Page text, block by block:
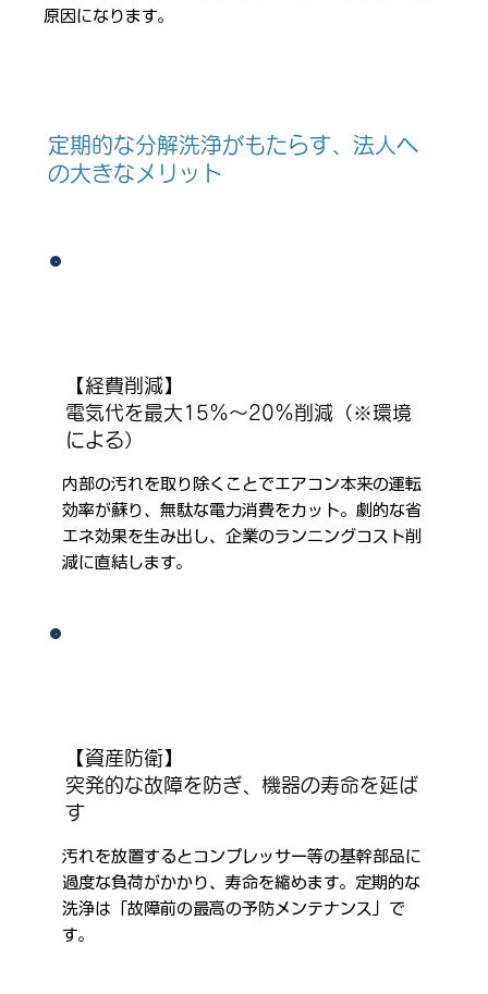
原因になります。
定期的な分解洗浄がもたらす、法人へ
の大きなメリット
【経費削減】
電気代を最大15%〜20%削減（※環境
による）
内部の汚れを取り除くことでエアコン本来の運転
効率が蘇り、無駄な電力消費をカット。劇的な省
エネ効果を生み出し、企業のランニングコスト削
減に直結します。
【資産防衛】
突発的な故障を防ぎ、機器の寿命を延ば
す
汚れを放置するとコンプレッサー等の基幹部品に
過度な負荷がかかり、寿命を縮めます。定期的な
洗浄は「故障前の最高の予防メンテナンス」で
す。